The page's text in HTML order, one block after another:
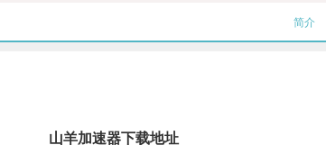
简介
山羊加速器下载地址